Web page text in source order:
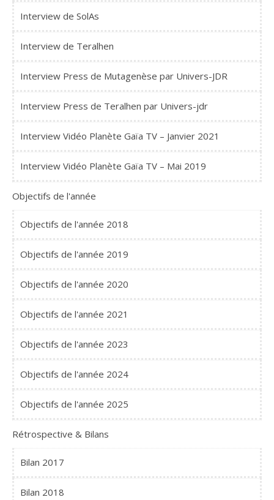
Interview de SolAs
Interview de Teralhen
Interview Press de Mutagenèse par Univers-JDR
Interview Press de Teralhen par Univers-jdr
Interview Vidéo Planète Gaïa TV – Janvier 2021
Interview Vidéo Planète Gaïa TV – Mai 2019
Objectifs de l'année
Objectifs de l'année 2018
Objectifs de l'année 2019
Objectifs de l'année 2020
Objectifs de l'année 2021
Objectifs de l'année 2023
Objectifs de l'année 2024
Objectifs de l'année 2025
Rétrospective & Bilans
Bilan 2017
Bilan 2018